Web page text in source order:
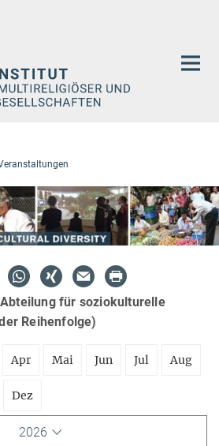
für soziokulturelle
Reihenfolge)
Apr Mai Jun Jul Aug
Dez
2026